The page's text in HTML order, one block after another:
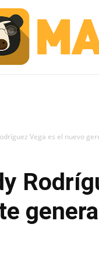
Vega es el nuevo